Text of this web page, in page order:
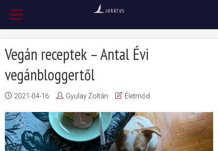
Vegán receptek – Antal Évi
vegánbloggertől
2021-04-16 Gyulay Zoltán Életmód